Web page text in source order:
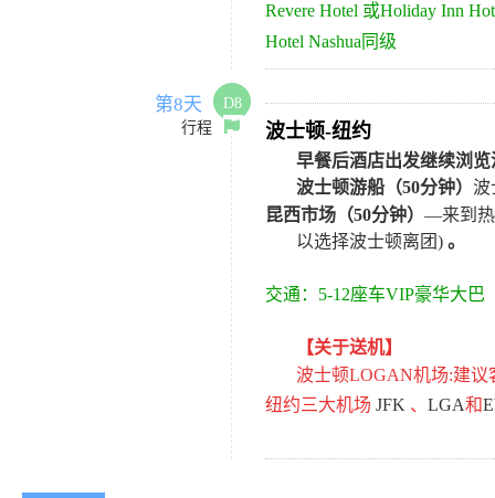
Revere Hotel 或Holiday Inn
Hotel Nashua 同级
第8天
D8
行程
波士顿-纽约
早餐后酒店出发继续浏
波士顿游船（50分钟）波
昆西市场（50分钟） —来到
以选择波士顿离团) 。
交通： 5-12座车VIP豪华大巴
【关于送机】
波士顿LOGAN机场:建议
纽约三大机场 JFK 、 LGA和